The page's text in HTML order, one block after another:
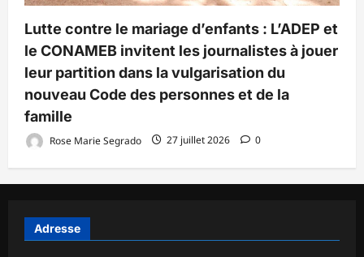
Lutte contre le mariage d’enfants : L’ADEP et
le CONAMEB invitent les journalistes à jouer
leur partition dans la vulgarisation du
nouveau Code des personnes et de la
famille
Rose Marie Segrado 27 juillet 2026 0
Adresse